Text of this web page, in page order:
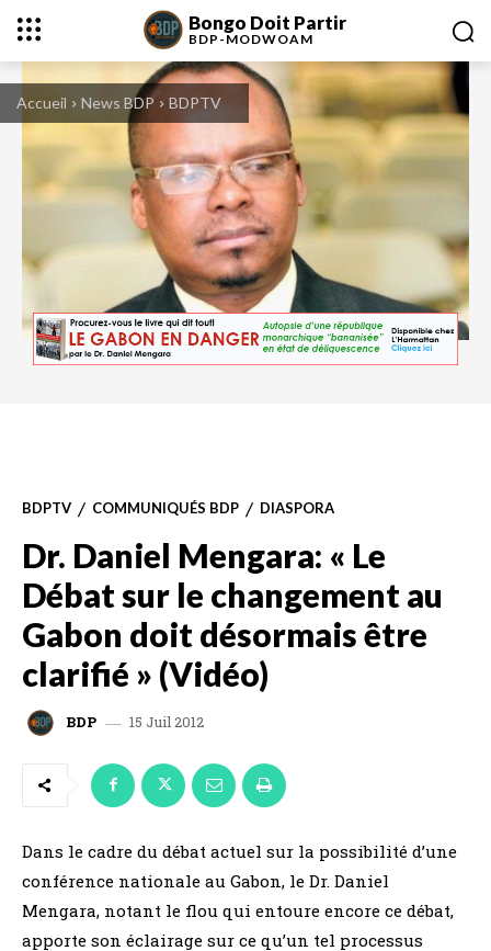
Bongo Doit Partir
BDP-MODWOAM
Accueil News BDP BDPTV
Dr. Daniel Mengara, Président du mouvement "Bongo Doit Partir - Modwoam"
BDPTV COMMUNIQUÉS BDP DIASPORA
Dr. Daniel Mengara: « Le
Débat sur le changement au
Gabon doit désormais être
clarifié » (Vidéo)
BDP 15 Juil 2012
Dans le cadre du débat actuel sur la possibilité d’une
conférence nationale au Gabon, le Dr. Daniel
Mengara, notant le flou qui entoure encore ce débat,
apporte son éclairage sur ce qu’un tel processus